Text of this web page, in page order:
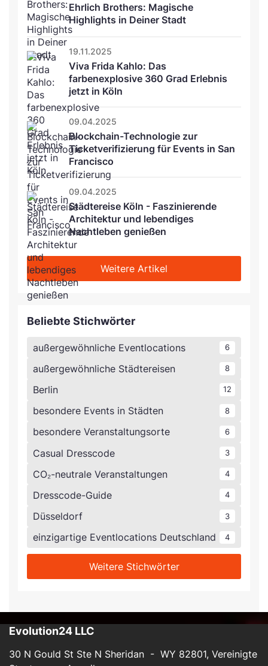
Ehrlich Brothers: Magische
Highlights in Deiner Stadt
19.11.2025
Viva Frida Kahlo: Das
farbenexplosive 360 Grad Erlebnis
jetzt in Köln
09.04.2025
Blockchain-Technologie zur
Ticketverifizierung für Events in San
Francisco
09.04.2025
Städtereise Köln - Faszinierende
Architektur und lebendiges
Nachtleben genießen
Weitere Artikel
Beliebte Stichwörter
außergewöhnliche Eventlocations 6
außergewöhnliche Städtereisen 8
Berlin 12
besondere Events in Städten 8
besondere Veranstaltungsorte 6
Casual Dresscode 3
CO₂-neutrale Veranstaltungen 4
Dresscode-Guide 4
Düsseldorf 3
einzigartige Eventlocations Deutschland 4
Weitere Stichwörter
Evolution24 LLC
30 N Gould St Ste N Sheridan - WY 82801, Vereinigte